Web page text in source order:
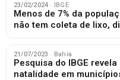
23/02/2024 · IBGE
Menos de 7% da
não tem coleta de lixo,
21/07/2023 · Bahia
Pesquisa do IBGE
natalidade em